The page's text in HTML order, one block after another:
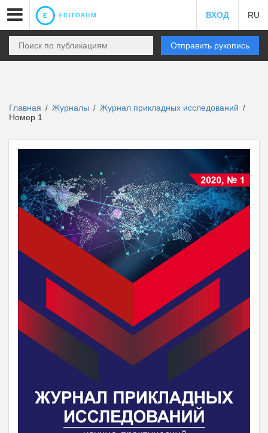
ВХОД RU
Отправить рукопись
Главная / Журналы / Журнал прикладных исследований /
Номер 1